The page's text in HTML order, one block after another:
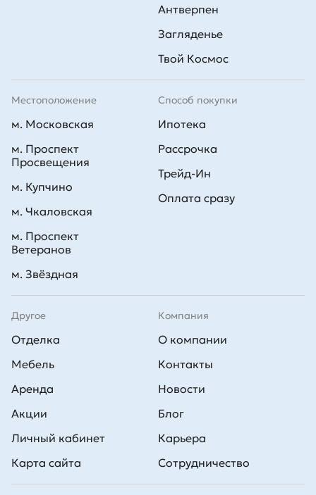
Способ покупки
Ипотека
Рассрочка
Трейд-Ин
Оплата сразу
Антверпен
Загляденье
Твой Космос
Другое
Отделка
Мебель
Аренда
Акции
Личный кабинет
Карта сайта
Компания
О компании
Контакты
Новости
Блог
Карьера
Сотрудничество
Местоположение
м. Московская
м. Проспект
Просвещения
м. Купчино
м. Чкаловская
м. Проспект
Ветеранов
м. Звёздная